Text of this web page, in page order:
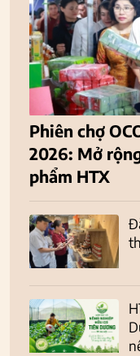
Phiên chợ
2026: Mở
phẩm HTX